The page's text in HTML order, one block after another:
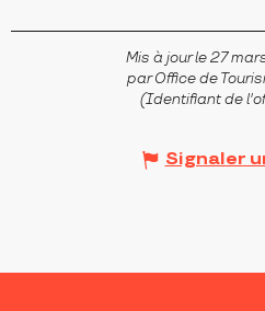
Mis à jour le 27
par Office de
(Identifiant de
Signaler